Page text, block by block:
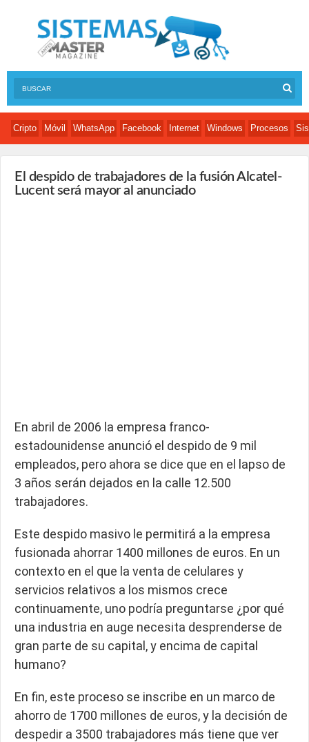
Cripto Móvil WhatsApp Facebook Internet Windows Procesos
El despido de trabajadores de la fusión Alcatel-
Lucent será mayor al anunciado
En abril de 2006 la empresa franco-
estadounidense anunció el despido de 9 mil
empleados, pero ahora se dice que en el lapso de
3 años serán dejados en la calle 12.500
trabajadores.
Este despido masivo le permitirá a la empresa
fusionada ahorrar 1400 millones de euros. En un
contexto en el que la venta de celulares y
servicios relativos a los mismos crece
continuamente, uno podría preguntarse ¿por qué
una industria en auge necesita desprenderse de
gran parte de su capital, y encima de capital
humano?
En fin, este proceso se inscribe en un marco de
ahorro de 1700 millones de euros, y la decisión de
despedir a 3500 trabajadores más tiene que ver